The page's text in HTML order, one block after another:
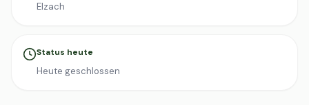
Elzach
Status heute
Heute geschlossen